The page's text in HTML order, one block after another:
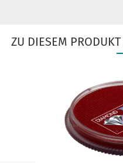
ZU DIESEM